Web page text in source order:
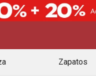
Zapatos